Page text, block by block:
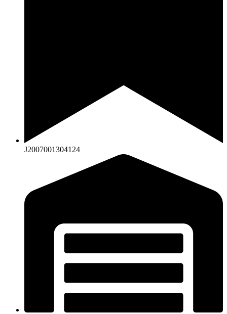
J2007001304124